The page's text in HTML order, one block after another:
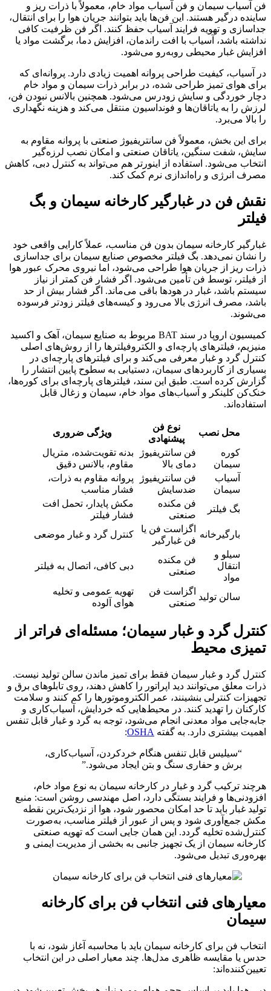
فن آسیاب سیمان و فن آسیاب مواد خام، معمولاً با ذرات ریز و
ساینده درگیر هستند. این فن‌ها باید بتوانند جریان هوا را برای انتقال،
جداسازی و تهویه فرایند آسیاب حفظ کنند. اگر فن ظرفیت کافی
نداشته باشد، آسیاب با افت راندمان، افزایش دما، برگشت مواد یا
افزایش غبار محیطی روبه‌رو می‌شود.
در آسیاب، کیفیت طراحی پروانه اهمیت زیادی دارد. پروانه‌ای که
برای هوای تمیز طراحی شده، در برابر ذرات سیمان و مواد خام
دچار خوردگی و سایش زودرس می‌شود. همچنین بالانس نبودن فن،
لرزش را به یاتاقان‌ها و فونداسیون منتقل می‌کند و هزینه نگهداری
را بالا می‌برد.
برای این بخش، معمولاً فن سانتریفیوژ صنعتی با پروانه مقاوم به
سایش، شفت سنگین، یاتاقان صنعتی و امکان نصب لرزه‌گیر
انتخاب می‌شود. استفاده از اینورتر هم می‌تواند به کنترل دبی، کاهش
مصرف انرژی و راه‌اندازی نرم کمک کند.
نقش فن در غبارگیر کارخانه سیمان و بگ
فیلتر
غبارگیر کارخانه سیمان بدون فن مناسب، عملاً کارایی واقعی خود
را نشان نمی‌دهد. بگ فیلتر مخصوص صنایع سیمان برای جداسازی
ذرات ریز از جریان هوا طراحی می‌شود، اما نیروی محرک عبور هوا
از فیلتر، توسط فن تأمین می‌شود. اگر فشار فن کمتر از نیاز
سیستم باشد، غبار در هودها باقی می‌ماند. اگر فشار بیش از حد
باشد، مصرف انرژی بالا می‌رود و کیسه‌های فیلتر زودتر فرسوده
می‌شوند.
کمیسیون اروپا در سند BAT مربوط به صنایع سیمان، آهک و اکسید
منیزیم، فیلترهای پارچه‌ای و الکتروفیلترها را از روش‌های اصلی
کنترل گرد و غبار معرفی می‌کند و برای فیلترهای پارچه‌ای در
بسیاری از کاربردهای سیمان، دستیابی به سطوح پایین انتشار را
گزارش کرده است. طبق این سند، فیلترهای پارچه‌ای برای کوره‌ها،
خنک‌کن کلینکر و آسیاب‌های مواد خام، سیمان و زغال قابل
استفاده‌اند.
محل نصب
نوع فن
پیشنهادی
ویژگی ضروری
کوره
سیمان
فن سانتریفیوژ
دمای بالا
بدنه تقویت‌شده، متریال
مقاوم، بالانس دقیق
آسیاب
سیمان
فن سانتریفیوژ
ضدسایش
پروانه مقاوم به ذرات،
فشار مناسب
بگ فیلتر
فن مکنده
صنعتی
مکش پایدار، تحمل افت
فشار فیلتر
بارگیرخانه
اگزاست فن یا
فن غبارگیر
کنترل گرد و غبار موضعی
سیلو و
انتقال
مواد
فن مکنده
صنعتی
دبی کافی، اتصال به فیلتر
سالن تولید
اگزاست فن
صنعتی
تهویه عمومی و تخلیه
هوای آلوده
کنترل گرد و غبار سیمان؛ مسئله‌ای فراتر از
تمیزی محیط
کنترل گرد و غبار سیمان فقط برای تمیز ماندن سالن تولید نیست.
ذرات معلق می‌توانند دید اپراتور را کاهش دهند، روی تابلوهای برق و
تجهیزات کنترلی بنشینند، عمر الکتروموتورها را کم کنند و سلامت
کارکنان را تهدید کنند. در محیط‌هایی که خردایش، آسیاب‌کاری و
جابه‌جایی مواد معدنی انجام می‌شود، توجه به گرد و غبار قابل تنفس
اهمیت بیشتری دارد. به گفته OSHA
:
“سیلیس قابل تنفس هنگام خردکردن، آسیاب‌کاری،
برش و حفاری سنگ و بتن ایجاد می‌شود.”
هرچند ترکیب گرد و غبار در کارخانه سیمان به نوع مواد خام،
افزودنی‌ها و فرایند بستگی دارد، اصل مهندسی روشن است: منبع
تولید غبار باید تا حد امکان محصور شود، هوا از نزدیک‌ترین نقطه
مکش جمع‌آوری شود و پس از عبور از فیلتر مناسب، به‌صورت
کنترل‌شده تخلیه گردد. این همان جایی است که تهویه صنعتی
کارخانه سیمان از یک تجهیز جانبی به بخشی از مدیریت ایمنی و
بهره‌وری تبدیل می‌شود.
معیارهای فنی انتخاب فن برای کارخانه
سیمان
انتخاب فن برای کارخانه سیمان باید با محاسبه آغاز شود، نه با
حدس یا مقایسه ظاهری مدل‌ها. چند معیار اصلی در این انتخاب
تعیین‌کننده‌اند: